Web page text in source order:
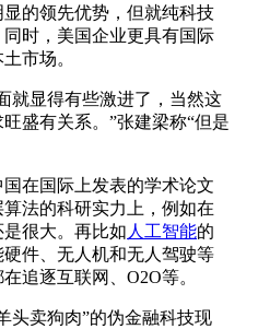
的领先优势，但就纯科技
时，美国企业更具有国际
市场。
显得有些激进了，当然这
盛有关系。”张建梁称“但是
在国际上发表的学术论文
法的科研实力上，例如在
很大。再比如 人工智能的
件、无人机和无人驾驶等
追逐互联网、O2O等。
卖狗肉”的伪金融科技现